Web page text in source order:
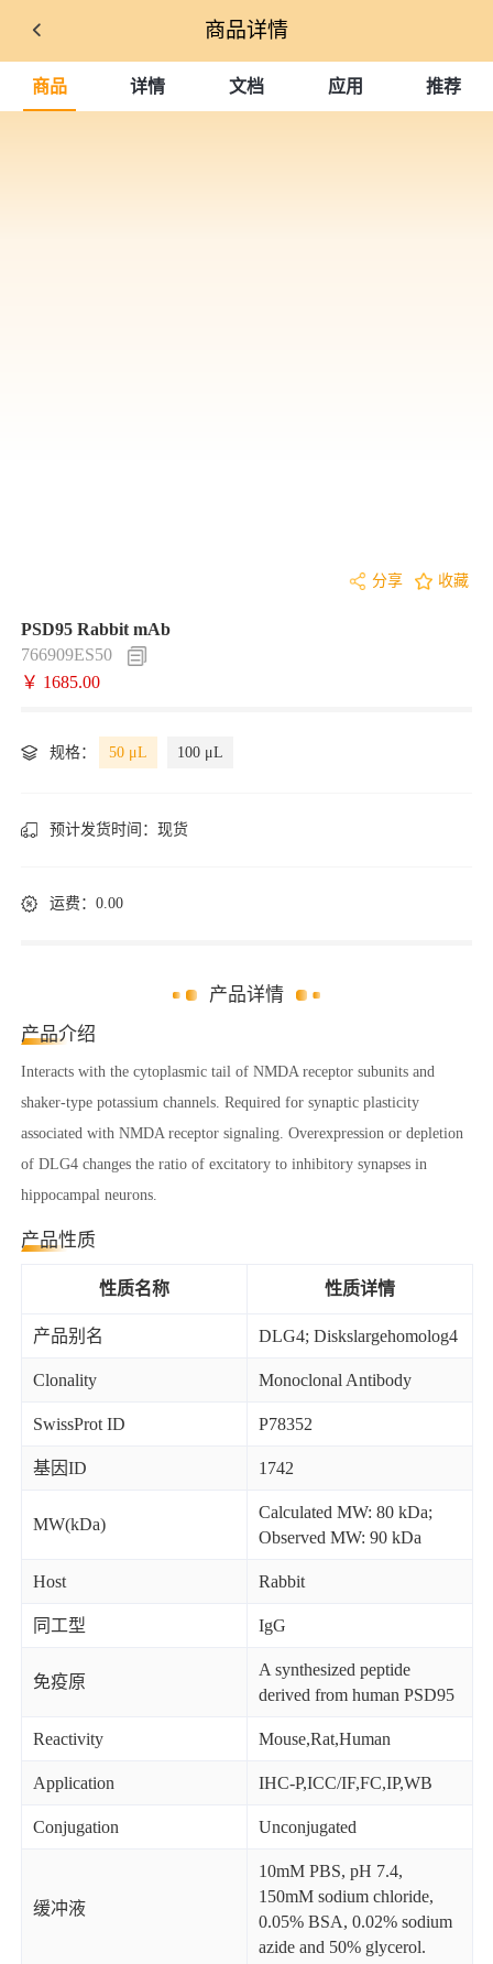
商品详情
商品 详情 文档 应用 推荐
分享 收藏
PSD95 Rabbit mAb
766909ES50
￥ 1685.00
规格： 50 μL 100 μL
预计发货时间： 现货
运费：0.00
产品详情
产品介绍
Interacts with the cytoplasmic tail of NMDA receptor subunits and
shaker-type potassium channels. Required for synaptic plasticity
associated with NMDA receptor signaling. Overexpression or depletion
of DLG4 changes the ratio of excitatory to inhibitory synapses in
hippocampal neurons.
产品性质
性质名称 性质详情
产品别名 DLG4; Diskslargehomolog4
Clonality Monoclonal Antibody
SwissProt ID P78352
基因ID 1742
MW(kDa)
Calculated MW: 80 kDa;
Observed MW: 90 kDa
Host Rabbit
同工型 IgG
免疫原
A synthesized peptide
derived from human PSD95
Reactivity Mouse,Rat,Human
Application IHC-P,ICC/IF,FC,IP,WB
Conjugation Unconjugated
缓冲液
10mM PBS, pH 7.4,
150mM sodium chloride,
0.05% BSA, 0.02% sodium
azide and 50% glycerol.